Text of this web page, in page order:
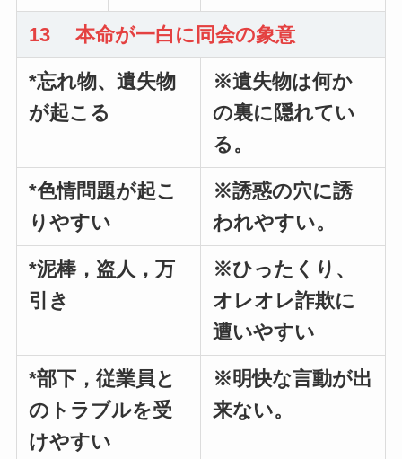
13 本命が一白に同会の象意
*忘れ物、遺失物
が起こる
※遺失物は何か
の裏に隠れてい
る。
*色情問題が起こ
りやすい
※誘惑の穴に誘
われやすい。
*泥棒，盗人，万
引き
※ひったくり、
オレオレ詐欺に
遭いやすい
*部下，従業員と
のトラブルを受
けやすい
※明快な言動が出
来ない。